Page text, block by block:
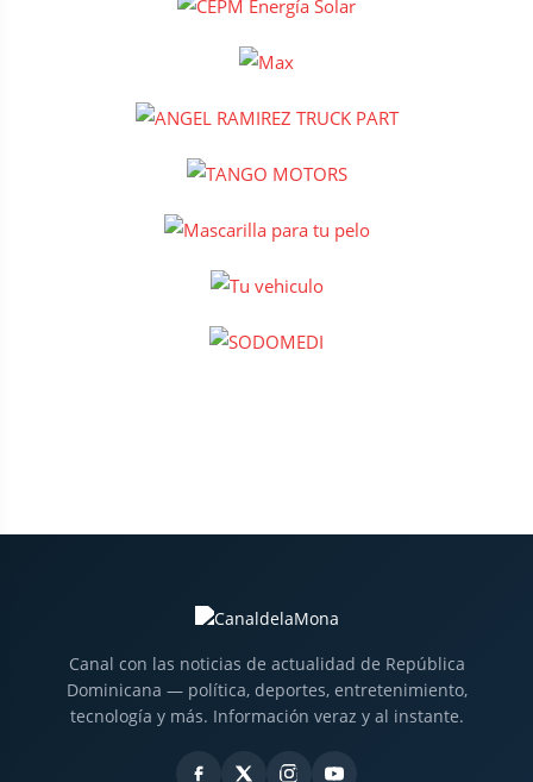
Canal con las noticias de actualidad de República
Dominicana — política, deportes, entretenimiento,
tecnología y más. Información veraz y al instante.